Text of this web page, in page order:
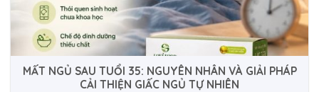
MẤT NGỦ SAU TUỔI 35: NGUYÊN NHÂN VÀ GIẢI PHÁP
CẢI THIỆN GIẤC NGỦ TỰ NHIÊN